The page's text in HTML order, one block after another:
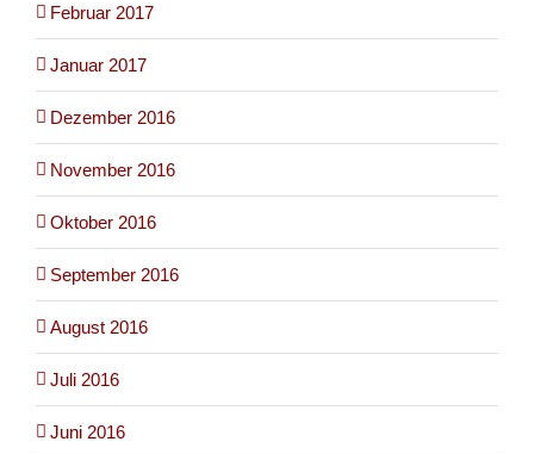
Februar 2017
Januar 2017
Dezember 2016
November 2016
Oktober 2016
September 2016
August 2016
Juli 2016
Juni 2016